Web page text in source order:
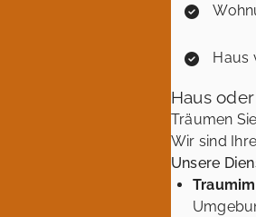
Haus
Haus
Träumen
Wir sind
Unsere